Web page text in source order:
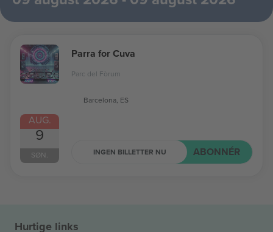
AUG.
9
SØN.
Parra for Cuva
Parc del Fòrum
Barcelona, ES
INGEN BILLETTER NU ABONNÉR
Hurtige links